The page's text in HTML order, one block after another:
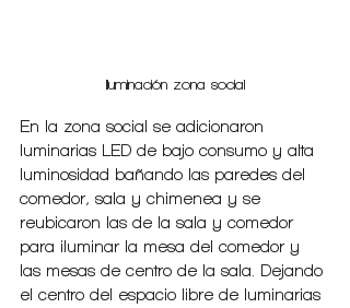
Iluminación zona social
En la zona social se adicionaron
luminarias LED de bajo consumo y alta
luminosidad bañando las paredes del
comedor, sala y chimenea y se
reubicaron las de la sala y comedor
para iluminar la mesa del comedor y
las mesas de centro de la sala. Dejando
el centro del espacio libre de luminarias